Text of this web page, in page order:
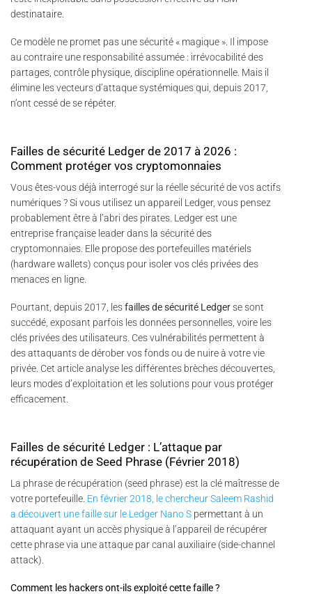
destinataire.
Ce modèle ne promet pas une sécurité « magique ». Il impose
au contraire une responsabilité assumée : irrévocabilité des
partages, contrôle physique, discipline opérationnelle. Mais il
élimine les vecteurs d’attaque systémiques qui, depuis 2017,
n’ont cessé de se répéter.
Failles de sécurité Ledger de 2017 à 2026 :
Comment protéger vos cryptomonnaies
Vous êtes-vous déjà interrogé sur la réelle sécurité de vos actifs
numériques ? Si vous utilisez un appareil Ledger, vous pensez
probablement être à l’abri des pirates. Ledger est une
entreprise française leader dans la sécurité des
cryptomonnaies. Elle propose des portefeuilles matériels
(hardware wallets) conçus pour isoler vos clés privées des
menaces en ligne.
Pourtant, depuis 2017, lesfailles de sécurité Ledgerse sont
succédé, exposant parfois les données personnelles, voire les
clés privées des utilisateurs. Ces vulnérabilités permettent à
des attaquants de dérober vos fonds ou de nuire à votre vie
privée. Cet article analyse les différentes brèches découvertes,
leurs modes d’exploitation et les solutions pour vous protéger
efficacement.
Failles de sécurité Ledger : L’attaque par
récupération de Seed Phrase (Février 2018)
La phrase de récupération (seed phrase) est la clé maîtresse de
votre portefeuille. En février 2018, le chercheur Saleem Rashid
a découvert une faille sur le Ledger Nano S permettant à un
attaquant ayant un accès physique à l’appareil de récupérer
cette phrase via une attaque par canal auxiliaire (side-channel
attack).
Comment les hackers ont-ils exploité cette faille ?